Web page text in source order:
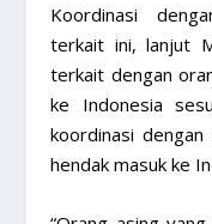
Koordinasi
terkait ini, lanjut
terkait dengan
ke Indonesia
koordinasi
hendak masuk ke